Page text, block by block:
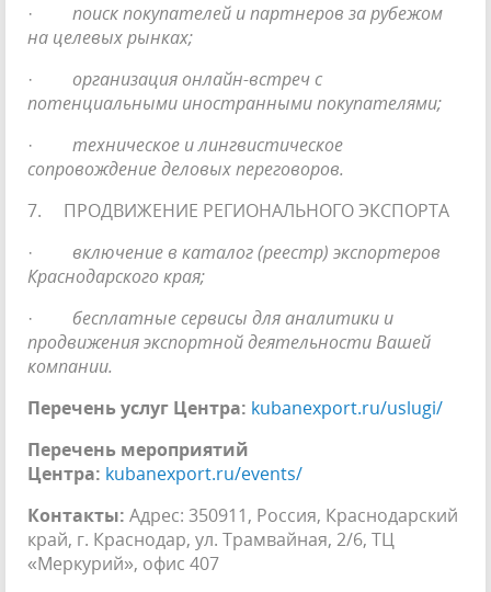
· поиск покупателей и партнеров за рубежом
на целевых рынках;
· организация онлайн-встреч с
потенциальными иностранными покупателями;
· техническое и лингвистическое
сопровождение деловых переговоров.
7. ПРОДВИЖЕНИЕ РЕГИОНАЛЬНОГО ЭКСПОРТА
· включение в каталог (реестр) экспортеров
Краснодарского края;
· бесплатные сервисы для аналитики и
продвижения экспортной деятельности Вашей
компании.
Перечень услуг Центра: kubanexport.ru/uslugi/
Перечень мероприятий
Центра: kubanexport.ru/events/
Контакты: Адрес: 350911, Россия, Краснодарский
край, г. Краснодар, ул. Трамвайная, 2/6, ТЦ
«Меркурий», офис 407